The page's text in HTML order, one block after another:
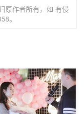
店
原作者所有，如 有侵
。